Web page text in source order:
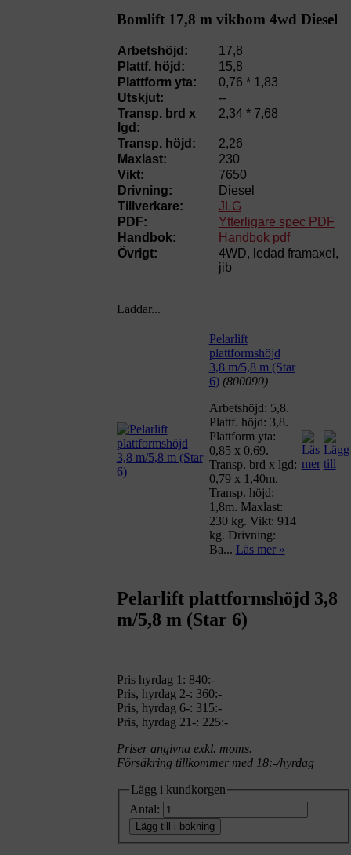
Bomlift 17,8 m vikbom 4wd Diesel
Arbetshöjd:
17,8
Plattf. höjd:
15,8
Plattform yta:
0,76 * 1,83
Utskjut:
--
Transp. brd x
lgd:
2,34 * 7,68
Transp. höjd:
2,26
Maxlast:
230
Vikt:
7650
Drivning:
Diesel
Tillverkare:
JLG
PDF:
Ytterligare spec PDF
Handbok:
Handbok pdf
Övrigt:
4WD, ledad framaxel,
jib
Laddar...
Pelarlift
plattformshöjd
3,8 m/5,8 m (Star
6) (800090)
Arbetshöjd: 5,8.
Plattf. höjd: 3,8.
Plattform yta:
0,85 x 0,69.
Transp. brd x lgd:
0,79 x 1,40m.
Transp. höjd:
1,8m. Maxlast:
230 kg. Vikt: 914
kg. Drivning:
Ba... Läs mer »
Pelarlift plattformshöjd 3,8
m/5,8 m (Star 6)
Pris hyrdag 1: 840:-
Pris, hyrdag 2-: 360:-
Pris, hyrdag 6-: 315:-
Pris, hyrdag 21-: 225:-
Priser angivna exkl. moms.
Försäkring tillkommer med 18:-/hyrdag
Lägg i kundkorgen
Antal:
Lägg till i bokning